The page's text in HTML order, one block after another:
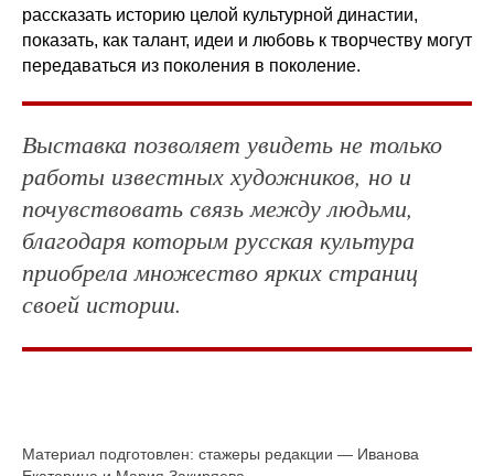
рассказать историю целой культурной династии,
показать, как талант, идеи и любовь к творчеству могут
передаваться из поколения в поколение.
Выставка позволяет увидеть не только
работы известных художников, но и
почувствовать связь между людьми,
благодаря которым русская культура
приобрела множество ярких страниц
своей истории.
Материал подготовлен: стажеры редакции — Иванова